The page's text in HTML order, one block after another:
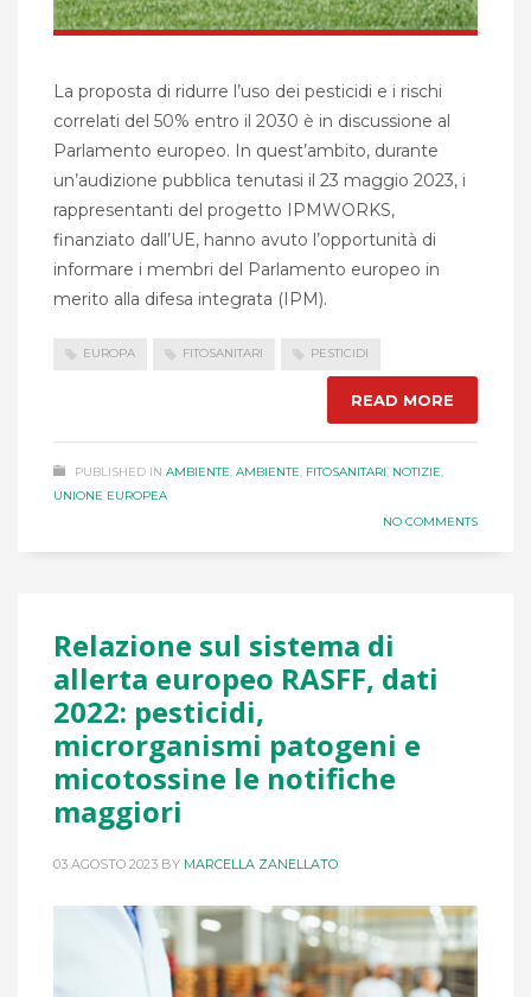
La proposta di ridurre l’uso dei pesticidi e i rischi
correlati del 50% entro il 2030 è in discussione al
Parlamento europeo. In quest’ambito, durante
un’audizione pubblica tenutasi il 23 maggio 2023, i
rappresentanti del progetto IPMWORKS,
finanziato dall’UE, hanno avuto l’opportunità di
informare i membri del Parlamento europeo in
merito alla difesa integrata (IPM).
EUROPA FITOSANITARI PESTICIDI
READ MORE
PUBLISHED IN AMBIENTE, AMBIENTE, FITOSANITARI, NOTIZIE,
UNIONE EUROPEA
NO COMMENTS
Relazione sul sistema di
allerta europeo RASFF, dati
2022: pesticidi,
microrganismi patogeni e
micotossine le notifiche
maggiori
03 AGOSTO 2023 BY MARCELLA ZANELLATO